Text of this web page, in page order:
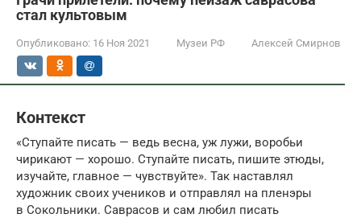
стал культовым
Опубликовано: 16 Ноя 2021 Музеи РФ Алексей Смирнов
Контекст
«Ступайте писать — ведь весна, уж лужи, воробьи
чирикают — хорошо. Ступайте писать, пишите этюды,
изучайте, главное — чувствуйте». Так наставлял
художник своих учеников и отправлял на пленэры
в Сокольники. Саврасов и сам любил писать